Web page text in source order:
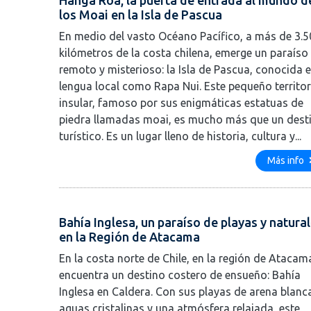
los Moai en la Isla de Pascua
En medio del vasto Océano Pacífico, a más de
kilómetros de la costa chilena, emerge un paraíso
remoto y misterioso: la Isla de Pascua, conocida
lengua local como Rapa Nui. Este pequeño
insular, famoso por sus enigmáticas estatuas de
piedra llamadas moai, es mucho más que un
turístico. Es un lugar lleno de historia, cultura y...
Más info
Bahía Inglesa, un paraíso de playas y
en la Región de Atacama
En la costa norte de Chile, en la región de
encuentra un destino costero de ensueño: Bahía
Inglesa en Caldera. Con sus playas de arena
aguas cristalinas y una atmósfera relajada, este